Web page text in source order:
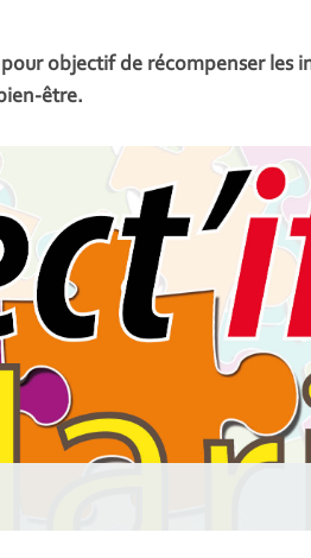
objectif de récompenser les
être.